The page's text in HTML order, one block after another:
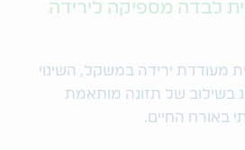
לבדה מספיקה לירידה
מעודדת ירידה במשקל, השינוי
בשילוב של תזונה מותאמת
באורח החיים.